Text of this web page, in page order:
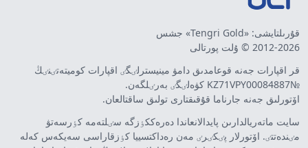
قۇرىلتايشى: «Tengri Gold» جشس
2012-2026 © ۇلت پورتالى
قر اقپارات جەنە قوعامدىق دامۋ مينيسترلٸگٸ اقپارات كوميتەتٸنٸڭ
№KZ71VPY00084887 كۋەلٸگٸ بەرٸلگەن.
اۆتورلىق جەنە جارناما قۇقىقتارى تولىق ساقتالعان.
سايت ماتەريالدارىن پايدالانعاندا دەرەككٶزگە سٸلتەمە كٶرسەتۋ
مٸندەتتٸ. اۆتورلار پٸكٸرٸ مەن رەداكتسييا كٶزقاراسى سەيكەس كەلە